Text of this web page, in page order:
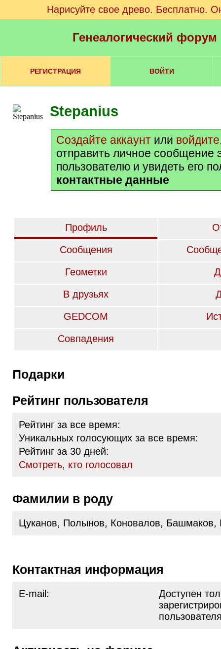
Нарисуйте свое древо. Бесплатно.
Генеалогический
РЕГИСТРАЦИЯ ВОЙТИ
Stepanius
Создайте аккаунт или войдите
отправить личное сообщение
пользователю и увидеть его
контактные данные
Профиль
Сообщения
Геометки
В друзьях
GEDCOM
Совпадения
Подарки
Рейтинг пользователя
Рейтинг за все время:
Уникальных голосующих за все время:
Рейтинг за 30 дней:
Cмотреть, кто голосовал
Фамилии в роду
Цуканов, Полынов, Коновалов, Башмаков,
Контактная информация
E-mail:
Доступен